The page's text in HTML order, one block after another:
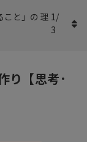
こと」の 理 1/
3
り【思考･